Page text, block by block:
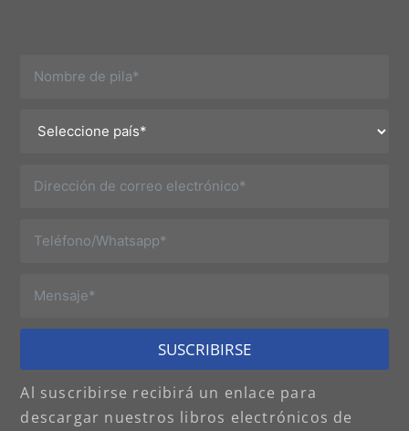
SUSCRIBIRSE
Al suscribirse recibirá un enlace para
descargar nuestros libros electrónicos de